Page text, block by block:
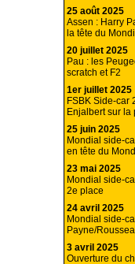
25 août 2025
Assen : Harry
la tête du
20 juillet 2025
Pau : les
scratch et F2
1er juillet 2025
FSBK Side-car
Enjalbert sur la
25 juin 2025
Mondial side-
en tête du
23 mai 2025
Mondial side-
2e place
24 avril 2025
Mondial side-
Payne/
3 avril 2025
Ouverture du